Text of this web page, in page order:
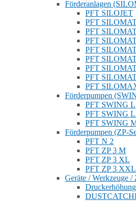
Förderanlagen
PFT SILOJET
PFT
PFT
PFT
PFT
PFT
PFT
PFT
PFT
Förderpumpen
PFT SWING L
PFT SWING L
PFT SWING
Förderpumpen (ZP-
PFT N 2
PFT ZP 3 M
PFT ZP 3 XL
PFT ZP 3 XXL
Geräte / Werkzeuge /